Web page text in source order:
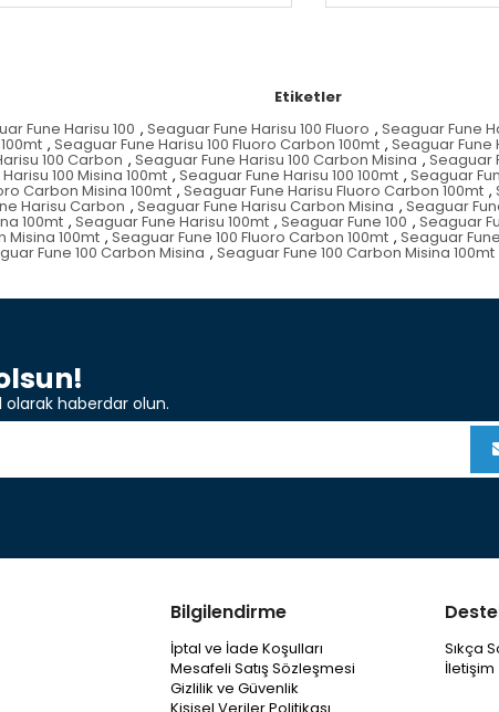
Etiketler
Fune Harisu 100 , Seaguar Fune Harisu 100 Fluoro , Seaguar Fune
, Seaguar Fune Harisu 100 Fluoro Carbon 100mt , Seaguar Fune
100 Carbon , Seaguar Fune Harisu 100 Carbon Misina ,Seaguar
100 Misina 100mt , Seaguar Fune Harisu 100 100mt , Seaguar
Carbon Misina 100mt , Seaguar Fune Harisu Fluoro Carbon 100mt ,
Harisu Carbon , Seaguar Fune Harisu Carbon Misina , Seaguar
100mt , Seaguar Fune Harisu 100mt , Seaguar Fune 100 , Seaguar
Misina 100mt ,Seaguar Fune 100 Fluoro Carbon 100mt , Seaguar
Fune 100 Carbon Misina , Seaguar Fune 100 Carbon Misina 100mt
haberdar olun.
Bilgilendirme
İptal ve İade Koşulları
Mesafeli Satış Sözleşmesi
Gizlilik ve Güvenlik
Sıkça
İletişim